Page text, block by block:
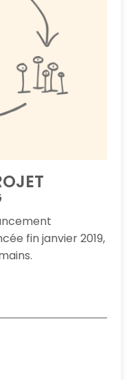
fin janvier 2019,